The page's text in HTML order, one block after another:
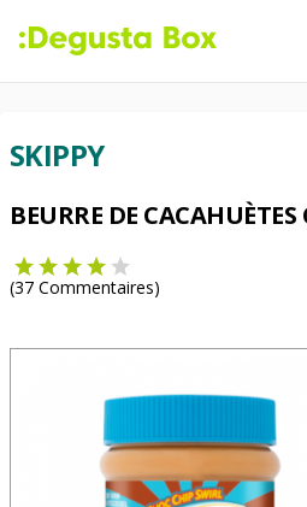
SKIPPY
BEURRE DE
(37 Commentaires)